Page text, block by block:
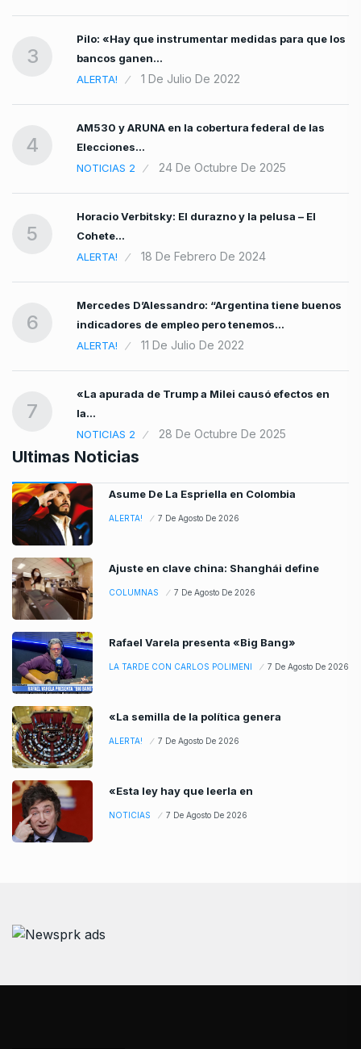
3
Pilo: «Hay que instrumentar medidas para que los
bancos ganen…
ALERTA!
1 De Julio De 2022
4
AM530 y ARUNA en la cobertura federal de las
Elecciones…
NOTICIAS 2
24 De Octubre De 2025
5
Horacio Verbitsky: El durazno y la pelusa – El
Cohete…
ALERTA!
18 De Febrero De 2024
6
Mercedes D’Alessandro: “Argentina tiene buenos
indicadores de empleo pero tenemos…
ALERTA!
11 De Julio De 2022
7
«La apurada de Trump a Milei causó efectos en
la…
NOTICIAS 2
28 De Octubre De 2025
Ultimas Noticias
Asume De La Espriella en Colombia
ALERTA! 7 De Agosto De 2026
Ajuste en clave china: Shanghái define
COLUMNAS 7 De Agosto De 2026
Rafael Varela presenta «Big Bang»
LA TARDE CON CARLOS POLIMENI 7 De Agosto De 2026
«La semilla de la política genera
ALERTA! 7 De Agosto De 2026
«Esta ley hay que leerla en
NOTICIAS 7 De Agosto De 2026